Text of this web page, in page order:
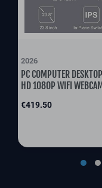
2026
PC COMPUTER
HD 1080P WIFI WEBCAM
Price
€419.50